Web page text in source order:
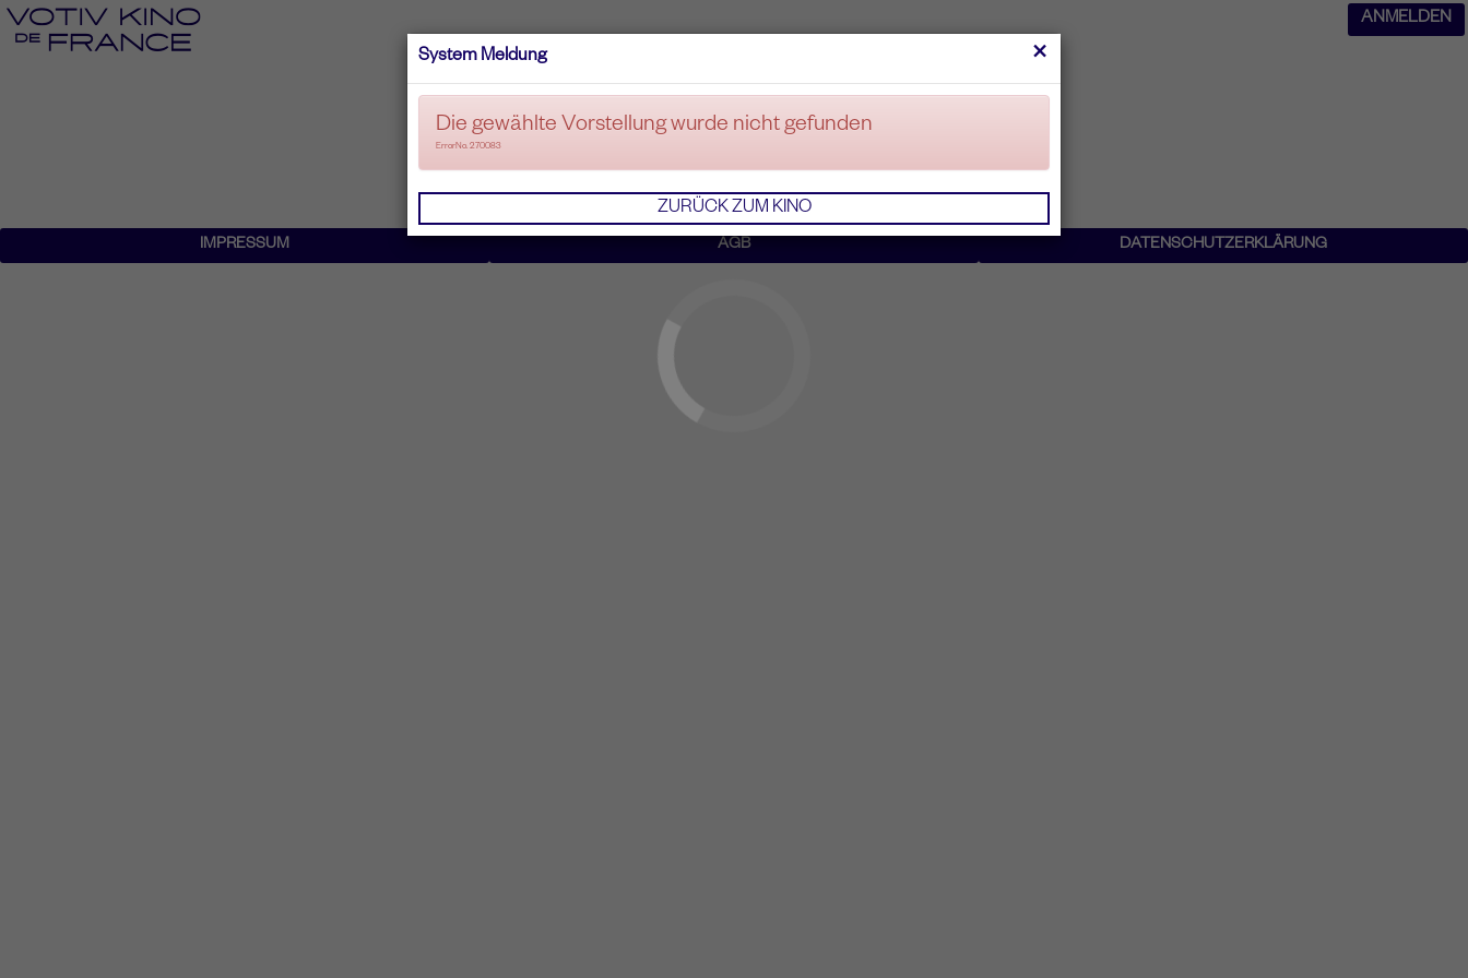
ANMELDEN
×
System Meldung
Die gewählte Vorstellung wurde nicht gefunden
ErrorNo. 270083
ZURÜCK ZUM KINO
IMPRESSUM AGB DATENSCHUTZERKLÄRUNG